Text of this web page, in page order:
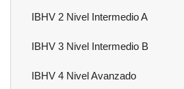
IBHV 2 Nivel Intermedio A
IBHV 3 Nivel Intermedio B
IBHV 4 Nivel Avanzado